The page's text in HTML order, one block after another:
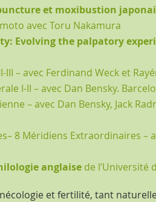
et moxibustion
avec Toru Nakamura
Evolving the palpatory
III – avec Ferdinand Weck et
I-II – avec Dan Bensky.
– avec Dan Bensky, Jack
8 Méridiens Extraordinaires –
anglaise de l’Université
et fertilité, tant